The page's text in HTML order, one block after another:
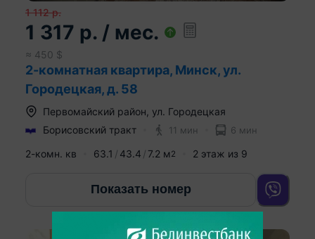
1 112 р.
1 317 р. / мес.
≈ 450 $
2-комнатная квартира, Минск, ул.
Городецкая, д. 58
Первомайский район ул. Городецкая
Борисовский тракт
11 мин 6 мин
2-комн. кв 63.1 43.4 7.2 м2 2 этаж из 9
Показать номер